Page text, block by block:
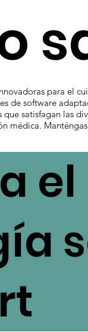
para el
de software
satisfagan las
médica.